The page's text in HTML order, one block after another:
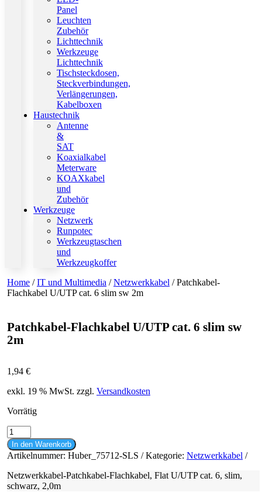
Panel
Leuchten
Zubehör
Lichttechnik
Werkzeuge
Lichttechnik
Tischsteckdosen,
Steckverbindungen,
Verlängerungen,
Kabelboxen
Haustechnik
Antenne
&
SAT
Koaxialkabel
Meterware
KOAXkabel
und
Zubehör
Werkzeuge
Netzwerk
Runpotec
Werkzeugtaschen
und
Werkzeugkoffer
Home /IT und Multimedia /Netzwerkkabel / Patchkabel-
Flachkabel U/UTP cat. 6 slim sw 2m
Patchkabel-Flachkabel U/UTP cat. 6 slim sw
2m
1,94 €
exkl. 19 % MwSt. zzgl. Versandkosten
Vorrätig
Patchkabel-
Flachkabel
U/UTP
cat.
6
slim
In den Warenkorb
Artikelnummer: Huber_75712-SLS Kategorie: Netzwerkkabel
Netzwerkkabel-Patchkabel-Flachkabel, Flat U/UTP cat. 6, slim,
schwarz, 2,0m